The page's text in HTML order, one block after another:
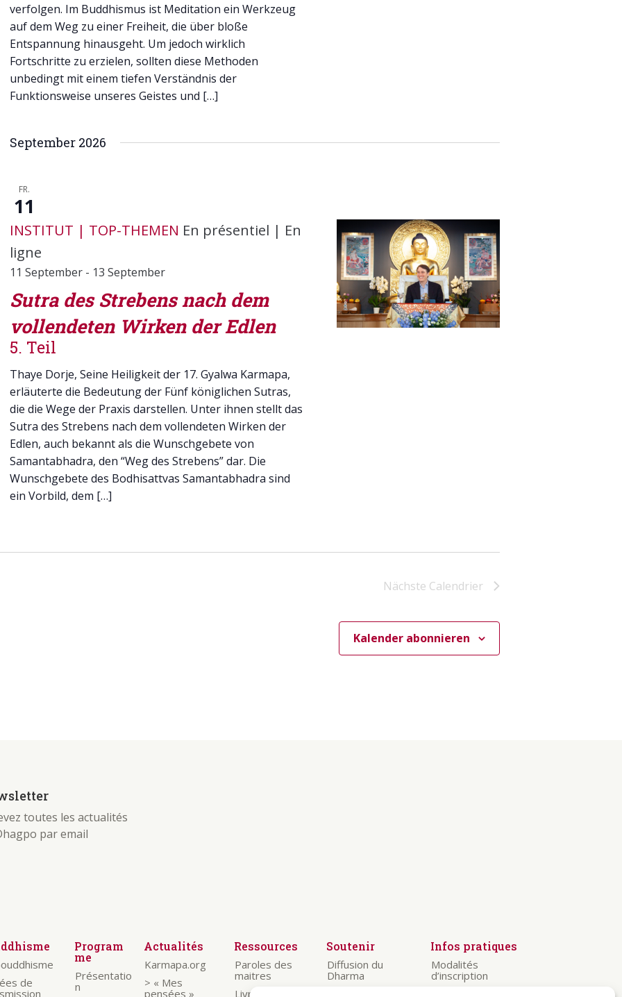
verfolgen. Im Buddhismus ist Meditation ein Werkzeug
auf dem Weg zu einer Freiheit, die über bloße
Entspannung hinausgeht. Um jedoch wirklich
Fortschritte zu erzielen, sollten diese Methoden
unbedingt mit einem tiefen Verständnis der
Funktionsweise unseres Geistes und […]
September 2026
FR.
11
INSTITUT TOP-THEMEN En présentiel | En
ligne
11 September - 13 September
Sutra des Strebens nach dem
vollendeten Wirken der Edlen
5. Teil
Thaye Dorje, Seine Heiligkeit der 17. Gyalwa Karmapa,
erläuterte die Bedeutung der Fünf königlichen Sutras,
die die Wege der Praxis darstellen. Unter ihnen stellt das
Sutra des Strebens nach dem vollendeten Wirken der
Edlen, auch bekannt als die Wunschgebete von
Samantabhadra, den “Weg des Strebens” dar. Die
Wunschgebete des Bodhisattvas Samantabhadra sind
ein Vorbild, dem […]
Nächste Calendrier
Kalender abonnieren
toutes les actualités
par email
de
Program
me
Présentatio
n
Actualités
Karmapa.org
> « Mes
pensées »
Ressources
Paroles des
maitres
Livrets
Soutenir
Diffusion du
Dharma
Infos pratiques
Modalités
d’inscription